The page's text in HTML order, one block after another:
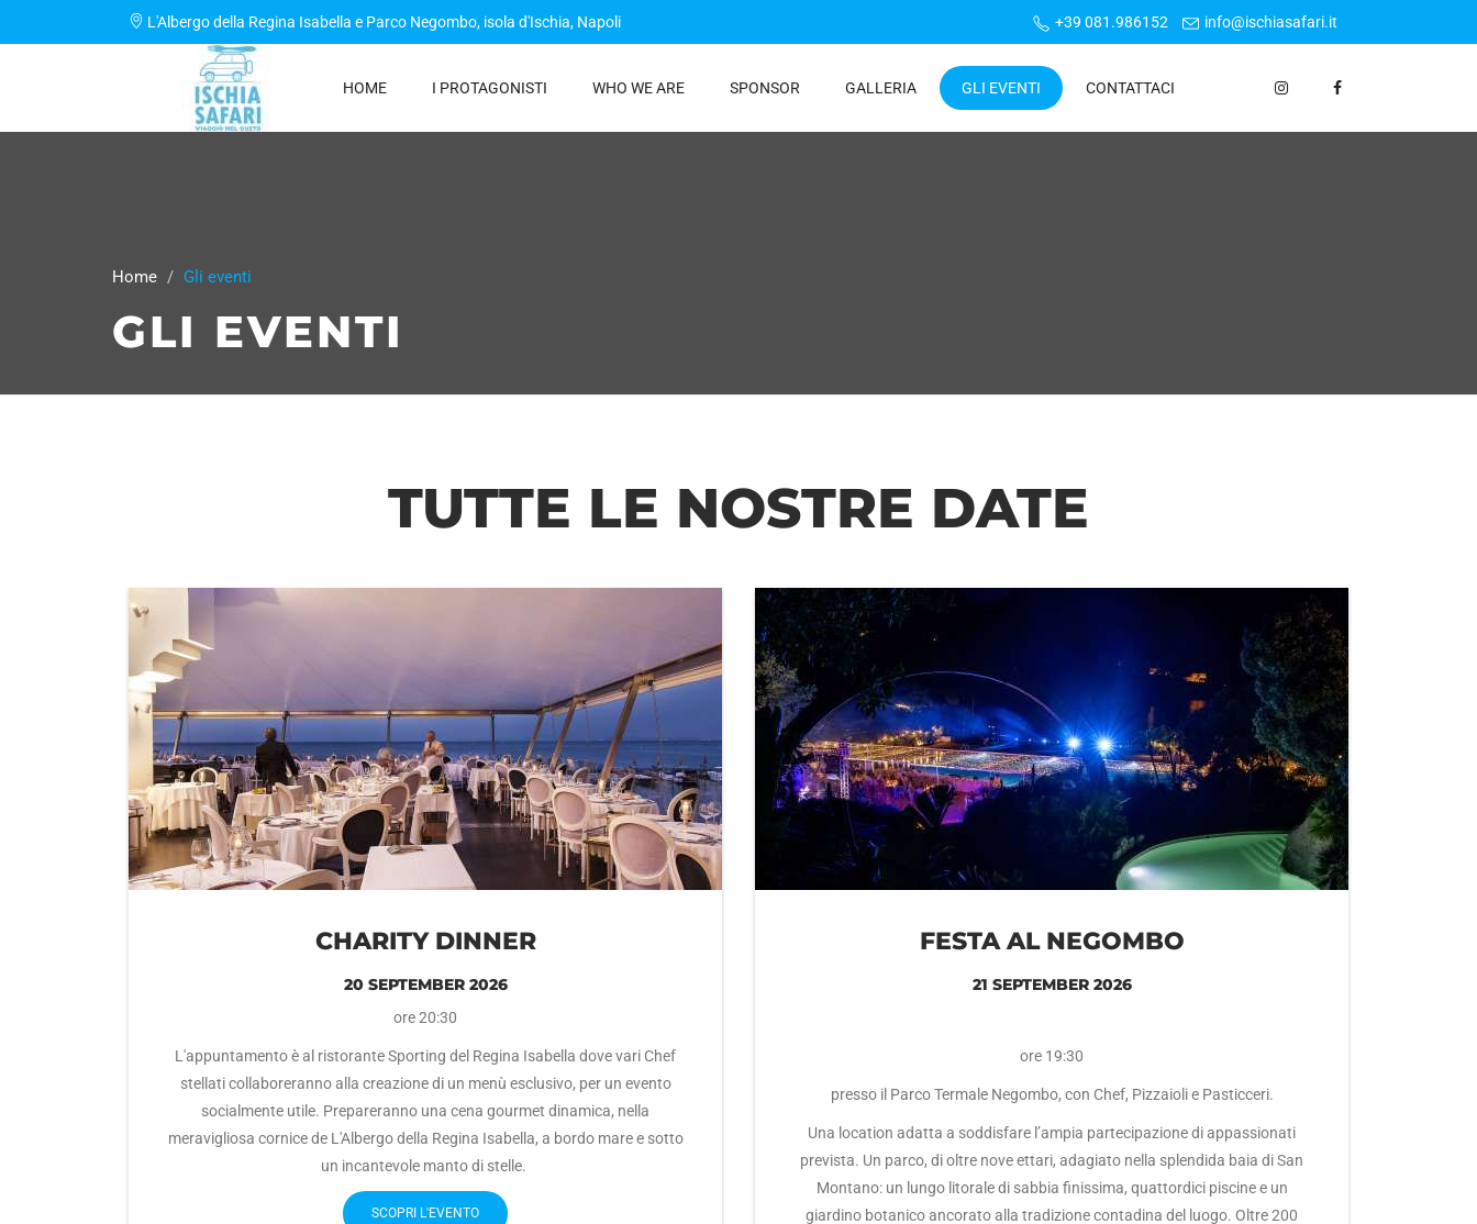
L'Albergo della Regina Isabella e Parco Negombo, isola d'Ischia, Napoli +39 081.986152 info@ischiasafari.it
HOME I PROTAGONISTI WHO WE ARE SPONSOR GALLERIA GLI EVENTI CONTATTACI
Home Gli eventi
GLI EVENTI
TUTTE LE NOSTRE DATE
CHARITY DINNER
20 SEPTEMBER 2026
ore 20:30
L'appuntamento è al ristorante Sporting del Regina Isabella dove vari Chef
stellati collaboreranno alla creazione di un menù esclusivo, per un evento
socialmente utile. Prepareranno una cena gourmet dinamica, nella
meravigliosa cornice de L'Albergo della Regina Isabella, a bordo mare e sotto
un incantevole manto di stelle.
SCOPRI L'EVENTO
FESTA AL NEGOMBO
21 SEPTEMBER 2026
ore 19:30
presso il Parco Termale Negombo, con Chef, Pizzaioli e Pasticceri.
Una location adatta a soddisfare l’ampia partecipazione di appassionati
prevista. Un parco, di oltre nove ettari, adagiato nella splendida baia di San
Montano: un lungo litorale di sabbia finissima, quattordici piscine e un
giardino botanico ancorato alla tradizione contadina del luogo. Oltre 200